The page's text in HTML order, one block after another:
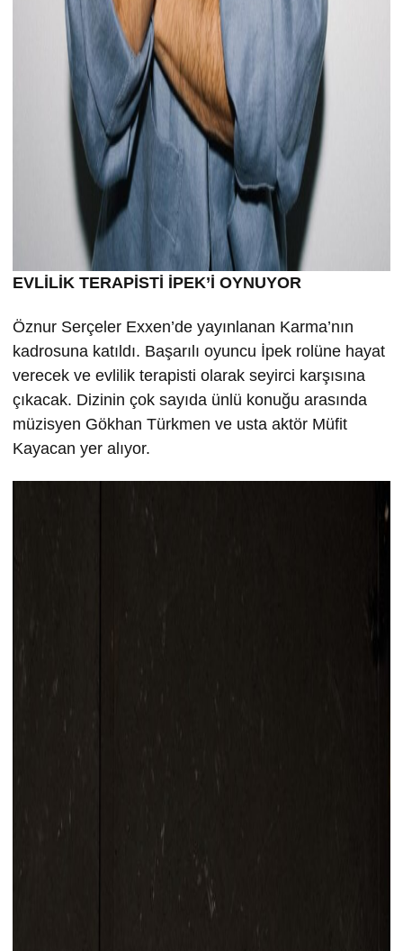
EVLİLİK TERAPİSTİ İPEK’İ OYNUYOR
Öznur Serçeler Exxen’de yayınlanan Karma’nın
kadrosuna katıldı. Başarılı oyuncu İpek rolüne hayat
verecek ve evlilik terapisti olarak seyirci karşısına
çıkacak. Dizinin çok sayıda ünlü konuğu arasında
müzisyen Gökhan Türkmen ve usta aktör Müfit
Kayacan yer alıyor.